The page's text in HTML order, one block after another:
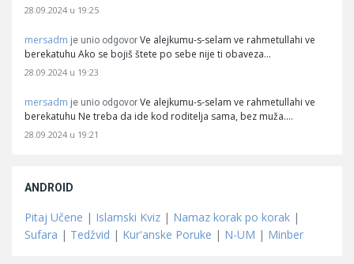
28.09.2024 u 19:25
mersadm je unio odgovor Ve alejkumu-s-selam ve rahmetullahi ve
berekatuhu Ako se bojiš štete po sebe nije ti obaveza…
28.09.2024 u 19:23
mersadm je unio odgovor Ve alejkumu-s-selam ve rahmetullahi ve
berekatuhu Ne treba da ide kod roditelja sama, bez muža.…
28.09.2024 u 19:21
ANDROID
Pitaj Učene | Islamski Kviz | Namaz korak po korak |
Sufara | Tedžvid | Kur'anske Poruke | N-UM | Minber